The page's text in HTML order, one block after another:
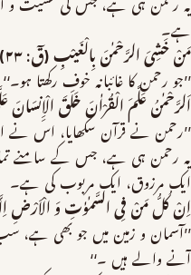
یہ رحمن ہی ہے، جس کی خشیت و
ہے۔
مَنْ خَشِیَ الرَّحْمٰنَ بِالْغَیْبِ (قٓ: ۲۳)
’’جو رحمن کا غائبانہ خوف رکھتا ہو۔‘‘
اَلرَّحْمٰنُ عَلَّمَ الْقُرْاٰنَ خَلَقَ الْاِِنسَانَ
’’رحمن نے قرآن سکھایا، اس نے
یہ رحمن ہی ہے، جس کے سامنے
ایک مرزوق، ایک مربوب کی ہے۔
اِنْ کُلُّ مَنْ فِی السَّمٰوٰتِ وَ الْاَرْضِ اِلَّآ
’’آسمان و زمین میں جو بھی
آنے والے ہیں ۔‘‘